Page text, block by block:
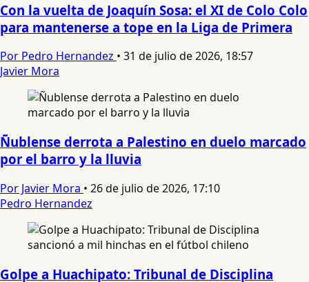
Con la vuelta de Joaquín Sosa: el XI de Colo Colo
para mantenerse a tope en la Liga de Primera
Por Pedro Hernandez • 31 de julio de 2026, 18:57
Javier Mora
Ñublense derrota a Palestino en duelo marcado
por el barro y la lluvia
Por Javier Mora • 26 de julio de 2026, 17:10
Pedro Hernandez
Golpe a Huachipato: Tribunal de Disciplina